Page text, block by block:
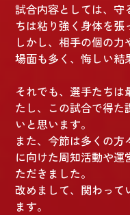
試合内容としては、守
ちは粘り強く身体を張
しかし、相手の個の
場面も多く、悔しい結
それでも、選手たちは
たし、この試合で得た
いと思います。
また、今節は多くの
に向けた周知活動や
ただきました。
改めまして、関わっ
ます。